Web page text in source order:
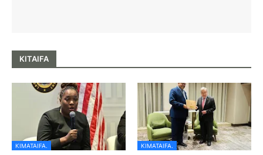
KITAIFA
KIMATAIFA. KIMATAIFA.